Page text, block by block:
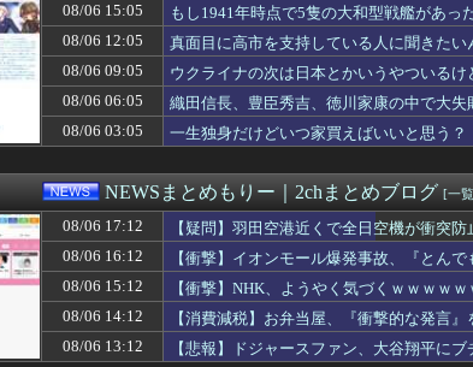
北朝鮮の金与正党総務部長、日本のトマホーク発射試験
建設業と介護ってどっちがマシだと思う？
戦争を仕掛けてんのは明らかに中国だろうに 〜 中核
森山前幹事長が暴露「高市総理のSNS投稿が習主席を怒
Amazon｢飲料･日用品最大15%オフ 真夏のセール｣を今日
【衝撃】NHK、ようやく気づくｗｗｗｗｗｗｗｗｗ
【速報】日本「永住許可が出たら生活保護貰おうなんて
鬱病を治して社会復帰して半年経ったが
【ｗ】財務省「減税反対！」 → 高市総理「ふ～ん、人事
もし1941年時点で5隻の大和型戦艦があったら
【悲報】岸田文雄元首相､円安を阻止するために日米の
【神対応】任天堂、熊本地震の被災者向けに製品修理を
【恨み】清水アキラの息子・清水良太郎さん死去で、落
【速報】高市早苗「消費税は絶対に2年後増税する。私
農家「年収3000万円、コミュ力不要、年の半分休み、
【私はあなたの味方】中学の同級生をストーカー行為
08/06 15:05
もし1941年時点で5隻の大和型戦艦があっ
08/06 12:05
真面目に高市を支持している人に聞きたい
08/06 09:05
ウクライナの次は日本とかいうやついるけ
08/06 06:05
織田信長、豊臣秀吉、徳川家康の中で大
08/06 03:05
一生独身だけどいつ家買えばいいと思う？
NEWSまとめもりー｜2chまとめブログ [一
08/06 17:12
【疑問】羽田空港近くで全日空機が衝突
08/06 16:12
【衝撃】イオンモール爆発事故、『とん
08/06 15:12
【衝撃】NHK、ようやく気づくｗｗｗｗｗ
08/06 14:12
【消費減税】お弁当屋、『衝撃的な発言
08/06 13:12
【悲報】ドジャースファン、大谷翔平に